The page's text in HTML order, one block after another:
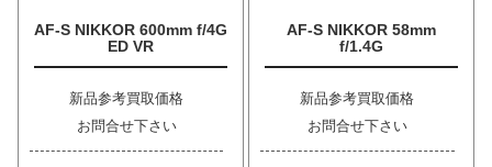
AF-S NIKKOR 600mm f/4G
ED VR
新品参考買取価格
お問合せ下さい
AF-S NIKKOR 58mm
f/1.4G
新品参考買取価格
お問合せ下さい